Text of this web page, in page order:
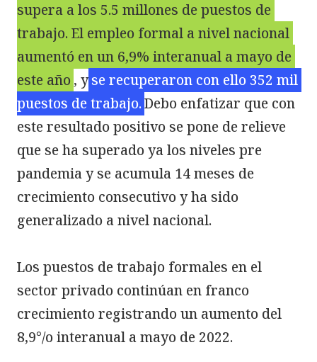
supera a los 5.5 millones de puestos de
trabajo. El empleo formal a nivel nacional
aumentó en un 6,9% interanual a mayo de
este año , yse recuperaron con ello 352 mil
puestos de trabajo.Debo enfatizar que con
este resultado positivo se pone de relieve
que se ha superado ya los niveles pre
pandemia y se acumula 14 meses de
crecimiento consecutivo y ha sido
generalizado a nivel nacional.
Los puestos de trabajo formales en el
sector privado continúan en franco
crecimiento registrando un aumento del
8,9°/o interanual a mayo de 2022.